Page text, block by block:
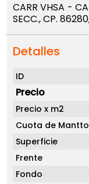
CARR VHSA -
SECC., CP.
Detalles
ID
Precio
Precio x m2
Cuota de
Superficie
Frente
Fondo